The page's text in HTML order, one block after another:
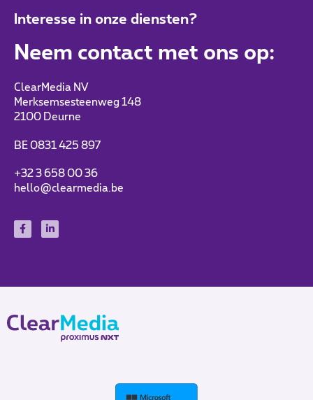
Interesse in onze diensten?
Neem contact met ons op:
ClearMedia NV
Merksemsesteenweg 148
2100 Deurne
BE 0831 425 897
+32 3 658 00 36
hello@clearmedia.be